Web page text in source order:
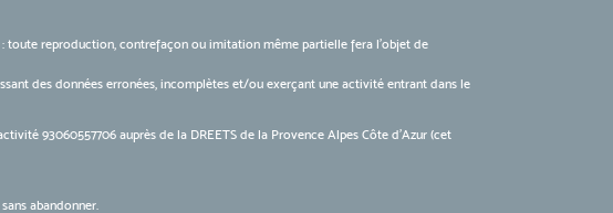
toute reproduction, contrefaçon ou imitation même partielle fera l'objet de
des données erronées, incomplètes et/ou exerçant une activité entrant dans le
93060557706 auprès de la DREETS de la Provence Alpes Côte d’Azur (cet
abandonner.